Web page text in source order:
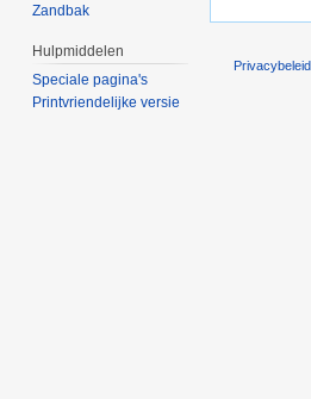
Zandbak
Hulpmiddelen
Speciale pagina's
Printvriendelijke versie
Privacybeleid